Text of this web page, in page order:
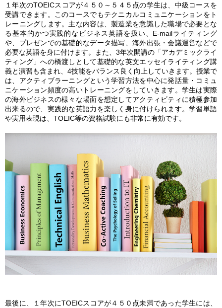
１年次のTOEICスコアが４５０～５４５点の学生は、中級コースを
受講できます。このコースでもテクニカルコミュニケーションをト
レーニングします。主な内容は、製造業を意識した職場で必要とな
る基本的かつ実践的なビジネス英語を扱い、E-mailライティング
や、プレゼンでの基礎的なデータ描写、海外出張・会議運営などで
必要な英語を身に付けます。また、3年次開講の「アカデミックライ
ティング」への橋渡しとして基礎的な英文エッセイライティング講
義と演習も含まれ、4技能をバランス良く向上していきます。授業で
は、アクティブラーニングという学習方法を中心に発話量・コミュ
ニケーション頻度の高いトレーニングをしていきます。学生は実際
の海外ビジネスの様々な場面を想定してアクティビティに積極参加
出来るので、実践的な英語力を楽しく身に付けられます。学習単語
や実用表現は、TOEIC等の資格試験にも非常に有効です。
最後に、１年次にTOEICスコアが４５０点未満であった学生には、